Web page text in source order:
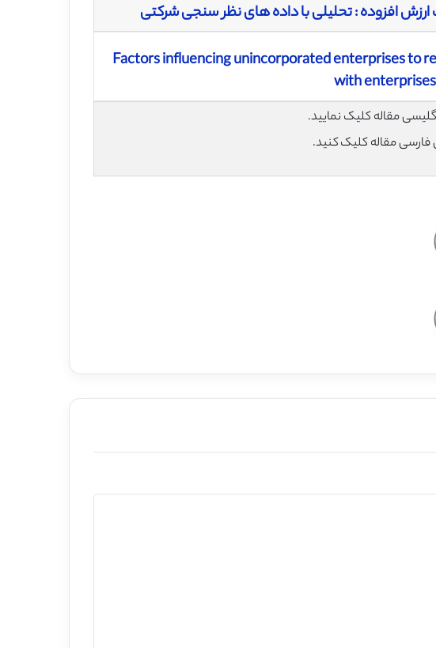
افزوده : تحلیلی با داده های نظر سنجی شرکتی
Factors influencing unincorporated enterprises to
with
فارسی مقاله کلیک کنید.